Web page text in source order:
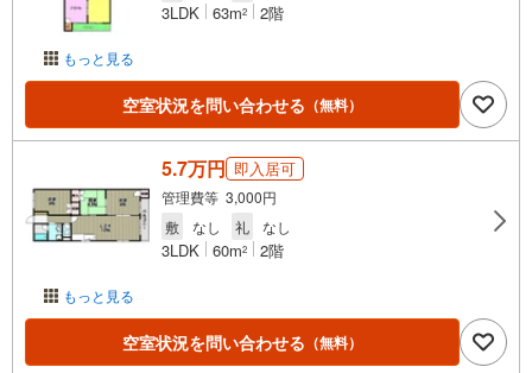
もっと見る
3LDK 63m2 2階
空室状況を問い合わせる （無料）
もっと見る
5.7万円 即入居可
管理費等 3,000円
敷
なし 礼 なし
3LDK 60m2 2階
空室状況を問い合わせる （無料）